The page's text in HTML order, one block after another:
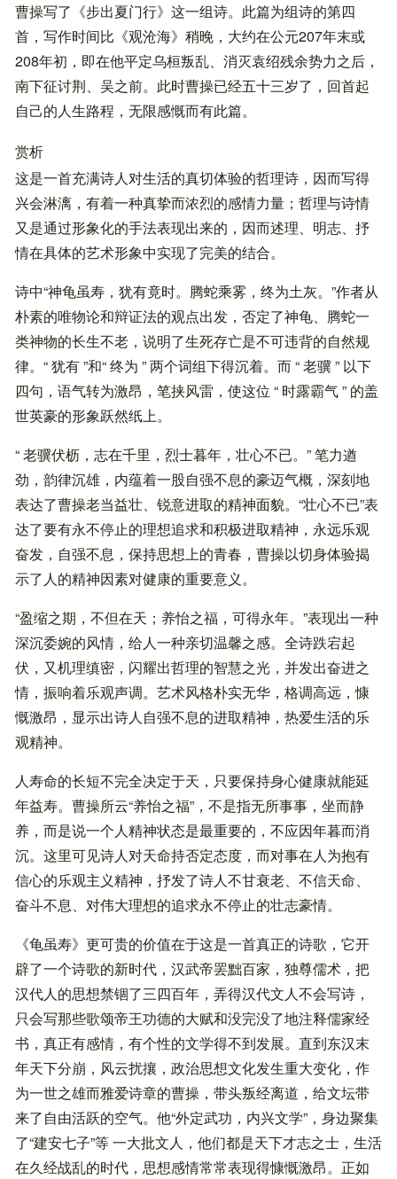
曹操写了《步出夏门行》这一组诗。此篇为组诗的第四
首，写作时间比《观沧海》稍晚，大约在公元207年末或
208年初，即在他平定乌桓叛乱、消灭袁绍残余势力之后，
南下征讨荆、吴之前。此时曹操已经五十三岁了，回首起
自己的人生路程，无限感慨而有此篇。
赏析
这是一首充满诗人对生活的真切体验的哲理诗，因而写得
兴会淋漓，有着一种真挚而浓烈的感情力量；哲理与诗情
又是通过形象化的手法表现出来的，因而述理、明志、抒
情在具体的艺术形象中实现了完美的结合。
诗中“神龟虽寿，犹有竟时。腾蛇乘雾，终为土灰。”作者从
朴素的唯物论和辩证法的观点出发，否定了神龟、腾蛇一
类神物的长生不老，说明了生死存亡是不可违背的自然规
律。“ 犹有 ”和“ 终为 ” 两个词组下得沉着。而 “ 老骥 ” 以下
四句，语气转为激昂，笔挟风雷，使这位 “ 时露霸气 ” 的盖
世英豪的形象跃然纸上。
“ 老骥伏枥，志在千里，烈士暮年，壮心不已。” 笔力遒
劲，韵律沉雄，内蕴着一股自强不息的豪迈气概，深刻地
表达了曹操老当益壮、锐意进取的精神面貌。“壮心不已”表
达了要有永不停止的理想追求和积极进取精神，永远乐观
奋发，自强不息，保持思想上的青春，曹操以切身体验揭
示了人的精神因素对健康的重要意义。
“盈缩之期，不但在天；养怡之福，可得永年。”表现出一种
深沉委婉的风情，给人一种亲切温馨之感。全诗跌宕起
伏，又机理缜密，闪耀出哲理的智慧之光，并发出奋进之
情，振响着乐观声调。艺术风格朴实无华，格调高远，慷
慨激昂，显示出诗人自强不息的进取精神，热爱生活的乐
观精神。
人寿命的长短不完全决定于天，只要保持身心健康就能延
年益寿。曹操所云“养怡之福”，不是指无所事事，坐而静
养，而是说一个人精神状态是最重要的，不应因年暮而消
沉。这里可见诗人对天命持否定态度，而对事在人为抱有
信心的乐观主义精神，抒发了诗人不甘衰老、不信天命、
奋斗不息、对伟大理想的追求永不停止的壮志豪情。
《龟虽寿》更可贵的价值在于这是一首真正的诗歌，它开
辟了一个诗歌的新时代，汉武帝罢黜百家，独尊儒术，把
汉代人的思想禁锢了三四百年，弄得汉代文人不会写诗，
只会写那些歌颂帝王功德的大赋和没完没了地注释儒家经
书，真正有感情，有个性的文学得不到发展。直到东汉末
年天下分崩，风云扰攘，政治思想文化发生重大变化，作
为一世之雄而雅爱诗章的曹操，带头叛经离道，给文坛带
来了自由活跃的空气。他“外定武功，内兴文学”，身边聚集
了“建安七子”等 一大批文人，他们都是天下才志之士，生活
在久经战乱的时代，思想感情常常表现得慷慨激昂。正如